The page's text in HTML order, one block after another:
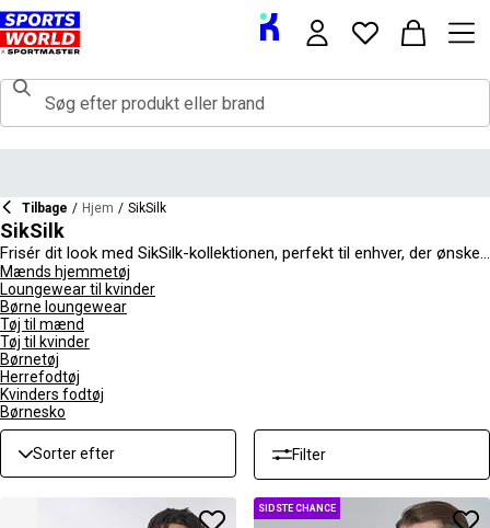
Tilbage / Hjem / SikSilk
SikSilk
Frisér dit look med SikSilk-kollektionen, perfekt til enhver, der ønsker
at tage deres streetwear-outfits til det næste niveau. Vi har et stort
udvalg af forskellige produkter, herunder SikSilk-frakker, tracksuits
og hoodies i alle mulige designs. Du kan også tjekke essentielle ting
som toppe og t-shirts, shorts og joggers fra SikSilk for at fuldende
din garderobe. Forkæl dig selv med de elegante farvekombinationer
og den sublime stil her.
Mænds hjemmetøj
Loungewear til kvinder
Børne loungewear
Tøj til mænd
Tøj til kvinder
Børnetøj
Herrefodtøj
Kvinders fodtøj
Børnesko
Sorter efter Filter
SIDSTE CHANCE